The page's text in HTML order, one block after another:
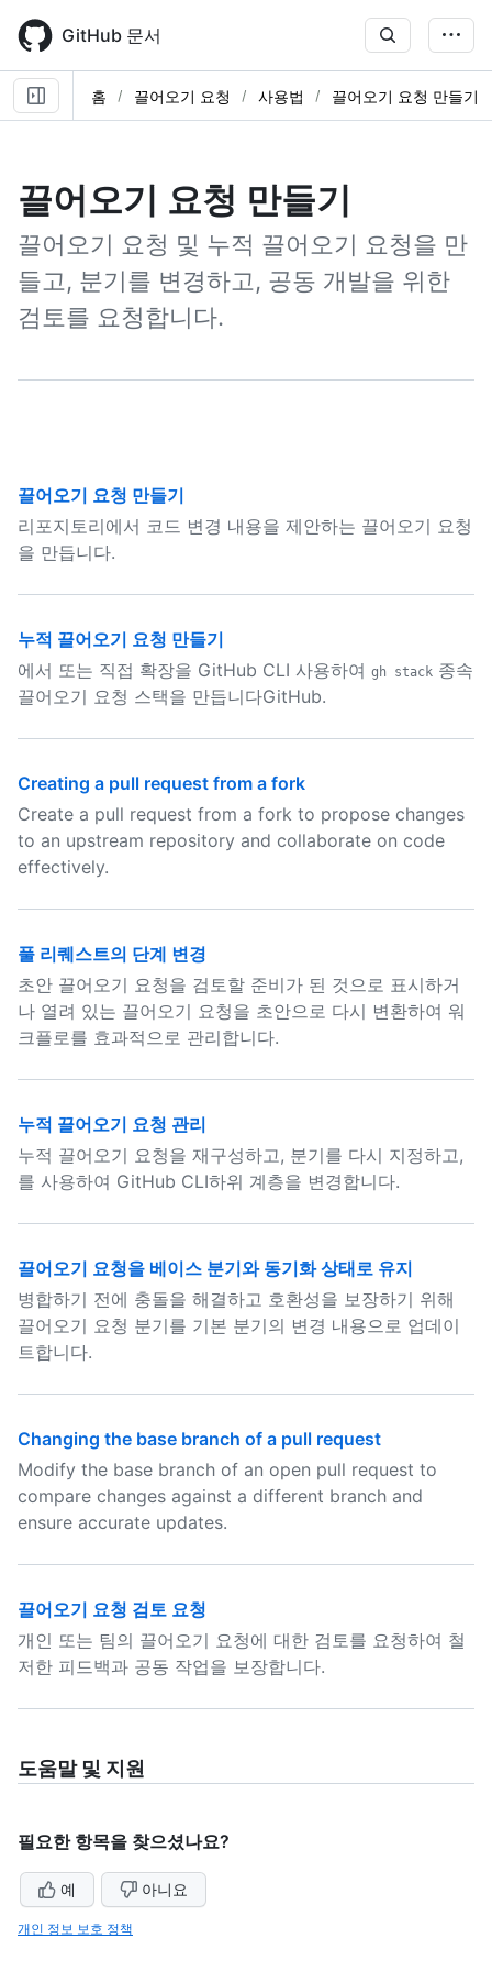
main
content
GitHub 문서
홈 끌어오기 요청 사용법 끌어오기 요청 만들기
끌어오기 요청 만들기
끌어오기 요청 및 누적 끌어오기 요청을 만
들고, 분기를 변경하고, 공동 개발을 위한
검토를 요청합니다.
끌어오기 요청 만들기
리포지토리에서 코드 변경 내용을 제안하는 끌어오기 요청
을 만듭니다.
누적 끌어오기 요청 만들기
에서 또는 직접 확장을 GitHub CLI 사용하여 gh stack 종속
끌어오기 요청 스택을 만듭니다GitHub.
Creating a pull request from a fork
Create a pull request from a fork to propose changes
to an upstream repository and collaborate on code
effectively.
풀 리퀘스트의 단계 변경
초안 끌어오기 요청을 검토할 준비가 된 것으로 표시하거
나 열려 있는 끌어오기 요청을 초안으로 다시 변환하여 워
크플로를 효과적으로 관리합니다.
누적 끌어오기 요청 관리
누적 끌어오기 요청을 재구성하고, 분기를 다시 지정하고,
를 사용하여 GitHub CLI하위 계층을 변경합니다.
끌어오기 요청을 베이스 분기와 동기화 상태로 유지
병합하기 전에 충돌을 해결하고 호환성을 보장하기 위해
끌어오기 요청 분기를 기본 분기의 변경 내용으로 업데이
트합니다.
Changing the base branch of a pull request
Modify the base branch of an open pull request to
compare changes against a different branch and
ensure accurate updates.
끌어오기 요청 검토 요청
개인 또는 팀의 끌어오기 요청에 대한 검토를 요청하여 철
저한 피드백과 공동 작업을 보장합니다.
도움말 및 지원
필요한 항목을 찾으셨나요?
예 아니요
개인 정보 보호 정책